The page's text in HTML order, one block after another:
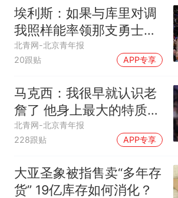
埃利斯：如果与库里对调
我照样能率领那支勇士取
得现在的成就
北青网-北京青年报
20跟贴
APP专享
马克西：我很早就认识老
詹了 他身上最大的特质就
是谦逊
北青网-北京青年报
228跟贴
APP专享
大亚圣象被指售卖“多年存
货” 19亿库存如何消化？